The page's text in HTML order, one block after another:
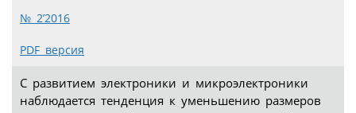
№ 2’2016
PDF версия
С развитием электроники и микроэлектроники
наблюдается тенденция к уменьшению размеров